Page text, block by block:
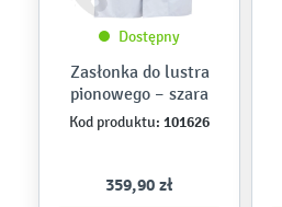
Dostępny
Zasłonka do lustra
pionowego – szara
Kod produktu: 101626
359,90 zł